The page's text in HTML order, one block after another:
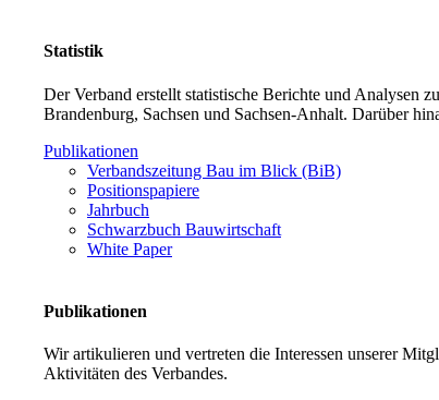
Statistik
Der Verband erstellt statistische Berichte und Analysen
Brandenburg, Sachsen und Sachsen-Anhalt. Darüber
Publikationen
Verbandszeitung Bau im Blick (BiB)
Positionspapiere
Jahrbuch
Schwarzbuch Bauwirtschaft
White Paper
Publikationen
Wir artikulieren und vertreten die Interessen unserer
Aktivitäten des Verbandes.